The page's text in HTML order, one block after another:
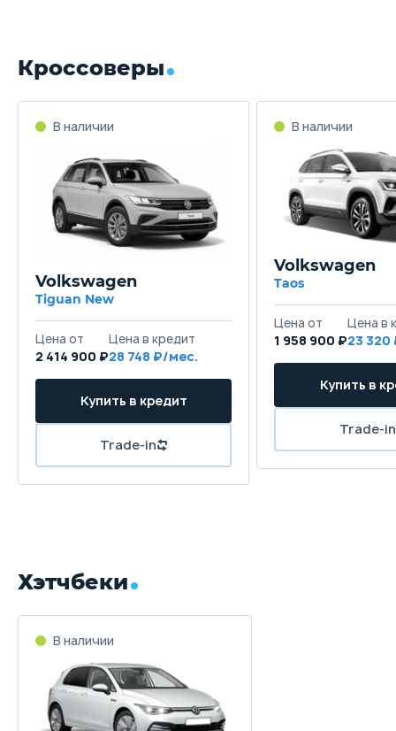
Кроссоверы
В наличии
Volkswagen
Tiguan New
Цена от
2 414 900 ₽
Цена в кредит
28 748 ₽/мес.
Купить в кредит
Trade-in
В наличии
Volkswagen
Taos
Цена от
1 958 900 ₽
Цена в
23
Купить в
Trade-in
Хэтчбеки
В наличии